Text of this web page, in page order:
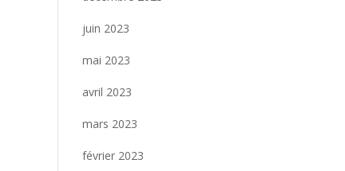
juin 2023
mai 2023
avril 2023
mars 2023
février 2023